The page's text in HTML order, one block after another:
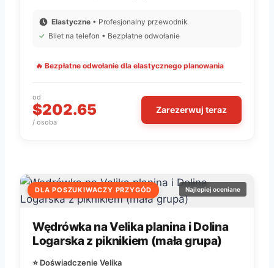
Elastyczne • Profesjonalny przewodnik
✓ Bilet na telefon • Bezpłatne odwołanie
🔥 Bezpłatne odwołanie dla elastycznego planowania
od
$202.65
/ osoba
Zarezerwuj teraz
DLA POSZUKIWACZY PRZYGÓD Najlepiej oceniane
Wędrówka na Velika planina i Dolina
Logarska z piknikiem (mała grupa)
⭐ Doświadczenie Velika